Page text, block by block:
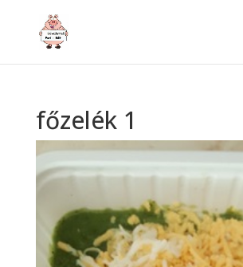
főzelék 1